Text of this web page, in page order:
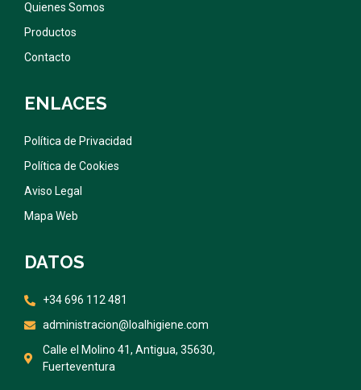
Quienes Somos
Productos
Contacto
ENLACES
Política de Privacidad
Política de Cookies
Aviso Legal
Mapa Web
DATOS
+34 696 112 481
administracion@loalhigiene.com
Calle el Molino 41, Antigua, 35630,
Fuerteventura